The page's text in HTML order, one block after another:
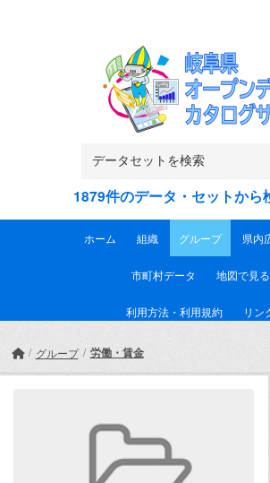
1879件のデータ・セットから
ホーム 組織 グループ 県内
市町村データ 地図で見る
利用方法・利用規約 リン
グループ 労働・賃金